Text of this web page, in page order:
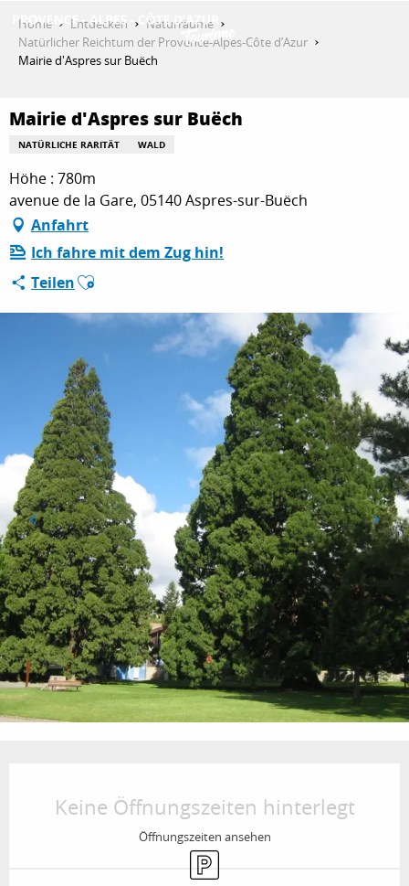
contenu
AKTIVITÄTEN
AUFENTHALT
ESPACE PRO
Home Entdecken
Naturräume
Natürlicher Reichtum der Provence-Alpes-Côte d’Azur
Mairie d'Aspres sur Buëch
Mairie d'Aspres sur Buëch
NATÜRLICHE RARITÄT WALD
Höhe : 780m
avenue de la Gare, 05140 Aspres-sur-Buëch
Anfahrt
Ich fahre mit dem Zug hin!
TeilenAjouter aux favoris
Keine Öffnungszeiten hinterlegt
Öffnungszeiten ansehen
Parkplatz